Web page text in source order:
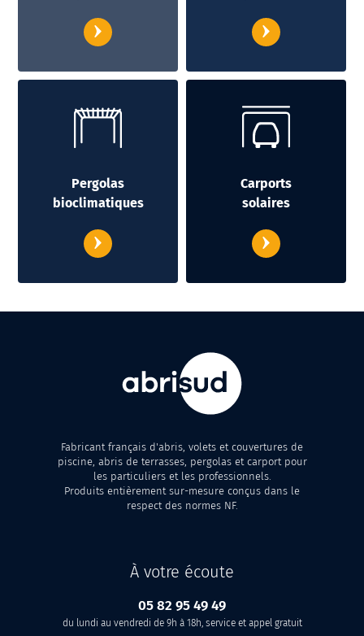
Pergolas
bioclimatiques
Carports
solaires
Fabricant français d'abris, volets et couvertures de
piscine, abris de terrasses, pergolas et carport pour
les particuliers et les professionnels.
Produits entièrement sur-mesure conçus dans le
respect des normes NF.
À votre écoute
05 82 95 49 49
du lundi au vendredi de 9h à 18h, service et appel gratuit